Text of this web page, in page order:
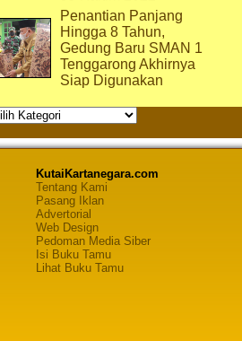
Penantian Panjang
Hingga 8 Tahun,
Gedung Baru SMAN 1
Tenggarong Akhirnya
Siap Digunakan
KutaiKartanegara.com
Tentang Kami
Pasang Iklan
Advertorial
Web Design
Pedoman Media Siber
Isi Buku Tamu
Lihat Buku Tamu